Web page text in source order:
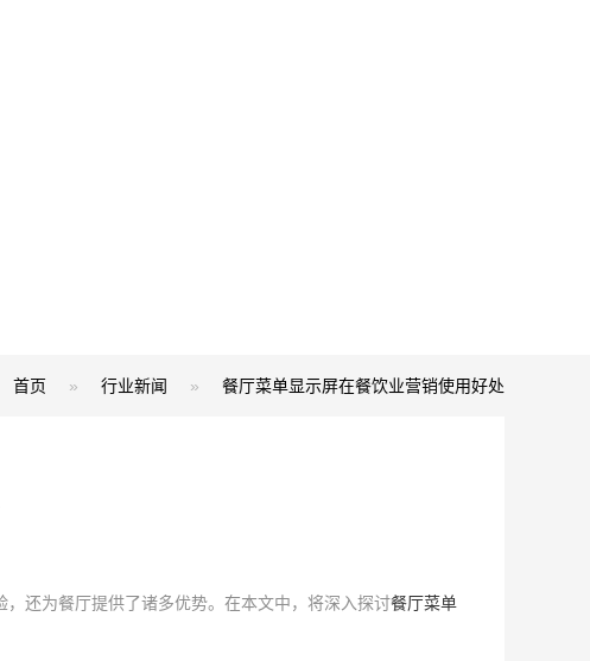
首页 » 行业新闻 » 餐厅菜单显示屏在餐饮业营销使用好处
还为餐厅提供了诸多优势。在本文中，将深入探讨餐厅菜单